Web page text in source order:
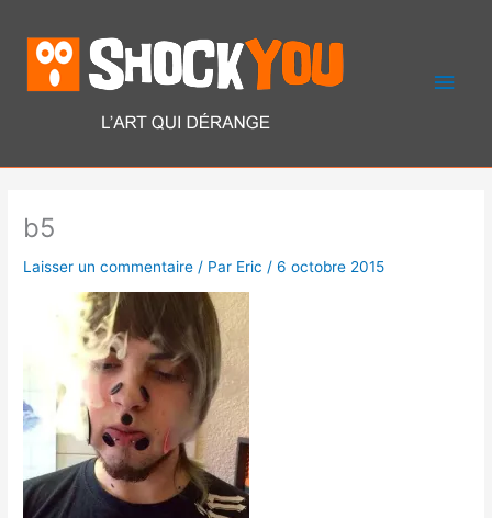
contenu
b5
Laisser un commentaire / Par Eric /6 octobre 2015